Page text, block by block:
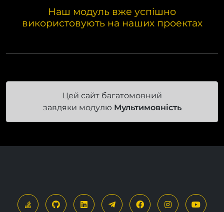
використовують на наших проектах
Цей сайт багатомовний
завдяки модулю
Мультимовність